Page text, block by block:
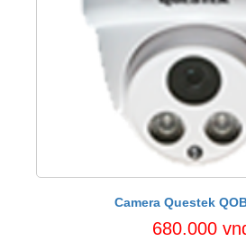
Camera Questek
680.000